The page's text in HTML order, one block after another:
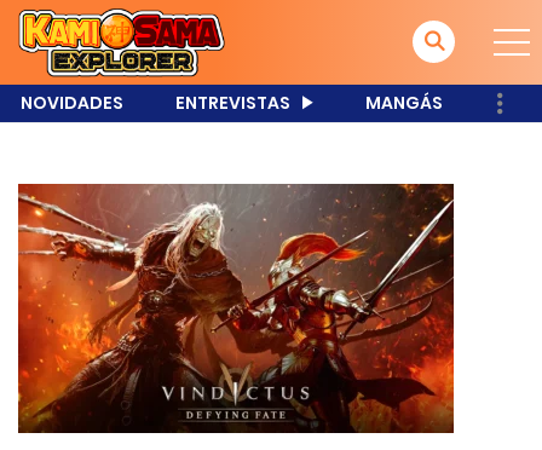
NOVIDADES ENTREVISTAS MANGÁS